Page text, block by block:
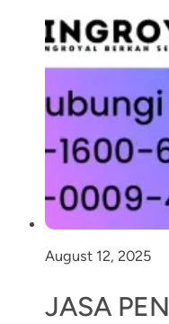
August 12, 2025
JASA